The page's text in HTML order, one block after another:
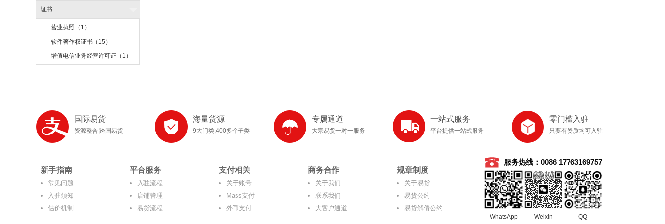
证书
营业执照（1）
软件著作权证书（15）
增值电信业务经营许可证（1）
国际易货
资源整合 跨国易货
海量货源
9大门类,400多个子类
专属通道
大宗易货一对一服务
一站式服务
平台提供一站式服务
零门槛入驻
只要有资质均可入驻
新手指南
常见问题
入驻须知
估价机制
平台服务
入驻流程
店铺管理
易货流程
支付相关
关于账号
Mass支付
外币支付
商务合作
关于我们
联系我们
大客户通道
规章制度
关于易货
易货公约
易货解债公约
服务热线：0086 17763169757
WhatsApp Weixin QQ